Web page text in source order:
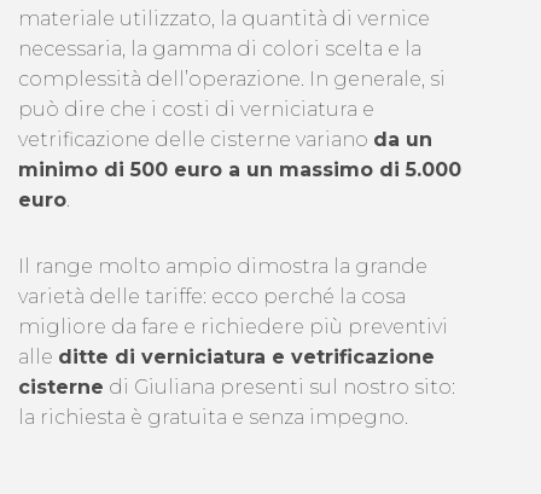
materiale utilizzato, la quantità di vernice
necessaria, la gamma di colori scelta e la
complessità dell’operazione. In generale, si
può dire che i costi di verniciatura e
vetrificazione delle cisterne variano da un
minimo di 500 euro a un massimo di 5.000
euro.
Il range molto ampio dimostra la grande
varietà delle tariffe: ecco perché la cosa
migliore da fare e richiedere più preventivi
alle ditte di verniciatura e vetrificazione
cisterne di Giuliana presenti sul nostro sito:
la richiesta è gratuita e senza impegno.